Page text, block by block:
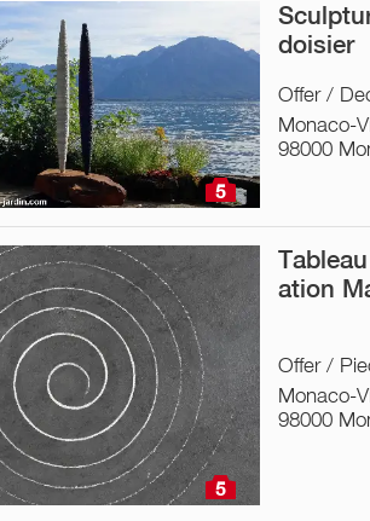
5
doisier
Offer /
Monaco-
98000
5
ation
Offer /
Monaco-
98000